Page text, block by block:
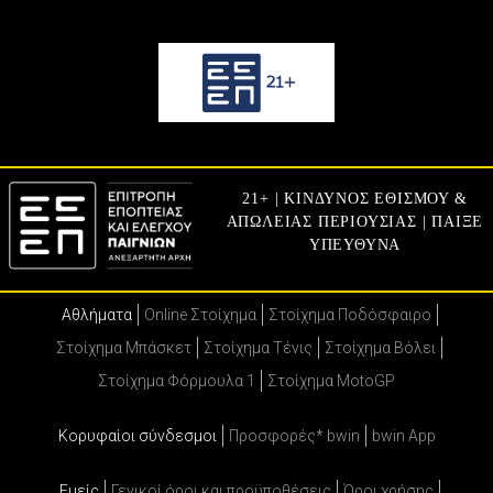
21+ | ΚΙΝΔΥΝΟΣ ΕΘΙΣΜΟΥ &
ΑΠΩΛΕΙΑΣ ΠΕΡΙΟΥΣΙΑΣ | ΠΑΙΞΕ
ΥΠΕΥΘΥΝΑ
Αθλήματα Online Στοίχημα
Στοίχημα Ποδόσφαιρο
Στοίχημα Μπάσκετ
Στοίχημα Τένις
Στοίχημα Βόλει
Στοίχημα Φόρμουλα 1
Στοίχημα MotoGP
Κορυφαίοι σύνδεσμοι Προσφορές* bwin bwin App